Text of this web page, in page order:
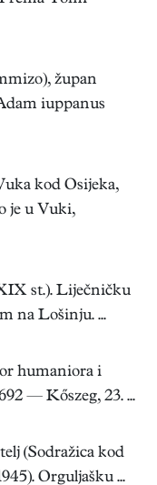
župan
iuppanus
kod Osijeka,
je u Vuki,
st.). Liječničku
na Lošinju. ...
humaniora i
— Kőszeg, 23. ...
(Sodražica kod
Orguljašku ...